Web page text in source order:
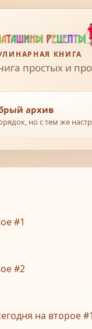
КНИГА
простых и
архив
но с тем же
#1
#2
на второе